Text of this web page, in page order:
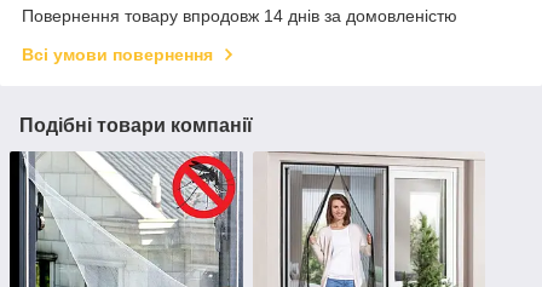
Повернення товару впродовж 14 днів за домовленістю
Всі умови повернення
Подібні товари компанії